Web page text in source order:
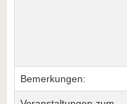
Bemerkungen: